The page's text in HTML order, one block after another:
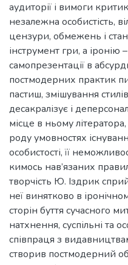
аудиторії і вимоги
незалежна особистість,
цензури, обмежень і
інструмент гри, а
самопрезентації в
постмодерних практик
пастиш, змішування
десакралізує і
місце в ньому
роду умовностях
особистості, її
кимось нав’язаних
творчість Ю. Іздрик
неї винятково в
сторін буття сучасного
натхнення, суспільні та
співпраця з
створив постмодерний